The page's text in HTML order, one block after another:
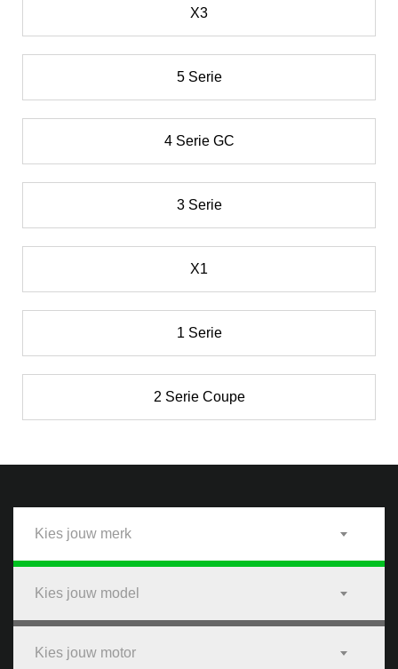
X3
5 Serie
4 Serie GC
3 Serie
X1
1 Serie
2 Serie Coupe
Kies jouw merk
Kies jouw model
Kies jouw motor